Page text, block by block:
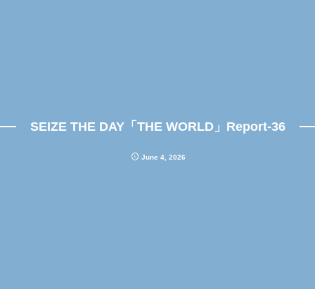
SEIZE THE DAY「THE WORLD」Report-36
June 4, 2026